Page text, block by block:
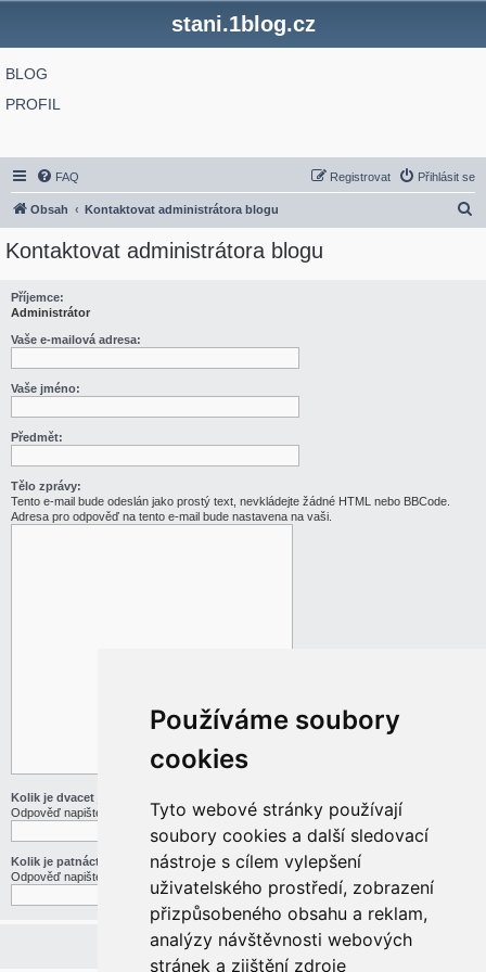
Používáme soubory
cookies
Tyto webové stránky používají
soubory cookies a další sledovací
nástroje s cílem vylepšení
uživatelského prostředí, zobrazení
přizpůsobeného obsahu a reklam,
analýzy návštěvnosti webových
stránek a zjištění zdroje
stani.1blog.cz
BLOG
PROFIL
FAQ Přihlásit se
Registrovat
Obsah Kontaktovat administrátora blogu
Kontaktovat administrátora blogu
Příjemce:
Administrátor
Vaše e-mailová adresa:
Vaše jméno:
Předmět:
Tělo zprávy:
Tento e-mail bude odeslán jako prostý text, nevkládejte žádné HTML nebo BBCode.
Adresa pro odpověď na tento e-mail bude nastavena na vaši.
Kolik je dvacet jedna děleno třemi
Odpověď napište slovy
Kolik je patnáct mínus pět
Odpověď napište slovy